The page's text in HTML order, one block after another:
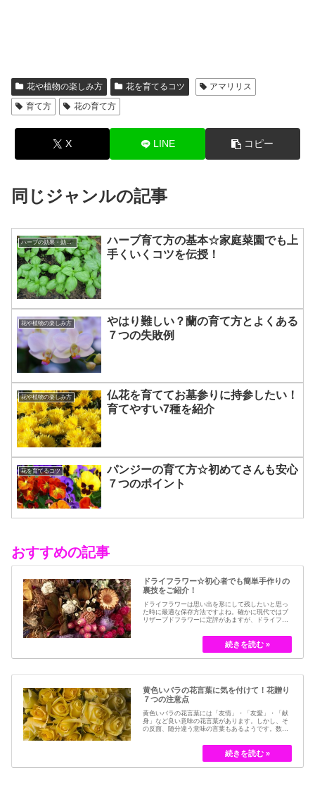
花や植物の楽しみ方 花を育てるコツ
アマリリス
育て方
花の育て方
X LINE コピー
同じジャンルの記事
ハーブの効果・効能について
ハーブ育て方の基本☆家庭菜園でも上
手くいくコツを伝授！
花や植物の楽しみ方
やはり難しい？蘭の育て方とよくある
７つの失敗例
花や植物の楽しみ方
仏花を育ててお墓参りに持参したい！
育てやすい7種を紹介
花を育てるコツ
パンジーの育て方☆初めてさんも安心
７つのポイント
おすすめの記事
ドライフラワー☆初心者でも簡単手作りの
裏技をご紹介！
ドライフラワーは思い出を形にして残したいと思っ
た時に最適な保存方法ですよね。確かに現代ではブ
リザーブドフラワーに定評があますが、ドライフラ
とつです。結婚式のブーケなどに使われた花など、
今では押し花のサービスが有名ですが、昔はドライ
フラワーでも保存されてきました。30代以降の…
黄色いバラの花言葉に気を付けて！花贈り
７つの注意点
黄色いバラの花言葉には「友情」・「友愛」・「献
身」など良い意味の花言葉があります。しかし、そ
の反面、随分違う意味の言葉もあるようです。数多
ローズである「ハイブリット・ティー」の中には、
黄色のバラというのは、存在していませんでした。
しかし、フランスの園芸家ジョセフ・ペルネ＝デ…